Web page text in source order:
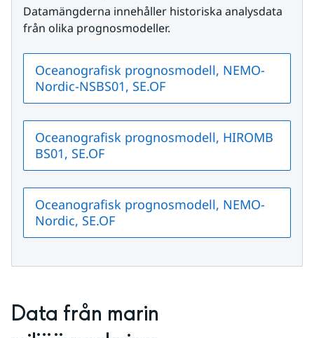
Datamängderna innehåller historiska analysdata
från olika prognosmodeller.
Oceanografisk prognosmodell, NEMO-
Nordic-NSBS01, SE.OF
Oceanografisk prognosmodell, HIROMB
BS01, SE.OF
Oceanografisk prognosmodell, NEMO-
Nordic, SE.OF
Data från marin